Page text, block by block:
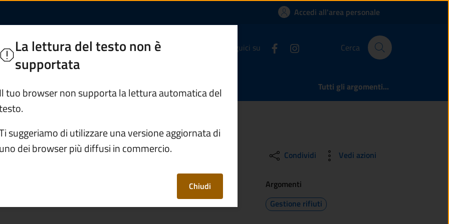
| Comune di PiancognoAccedi all'area personale
Seguici su Cerca
Servizi Vivere Piancogno Tutti gli argomenti...
di raccolta rifiuti
Condividi Vedi azioni
La lettura del testo non è
supportata
Il tuo browser non supporta la lettura automatica del
suggeriamo di utilizzare una versione aggiornata di
uno dei browser più diffusi in commercio.
Chiudi
Argomenti
Gestione rifiuti